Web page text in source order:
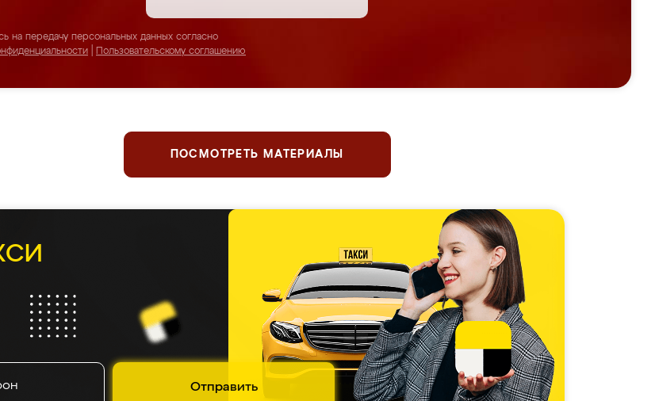
на передачу персональных данных согласно
Пользовательскому соглашению
ПОСМОТРЕТЬ МАТЕРИАЛЫ
Отправить